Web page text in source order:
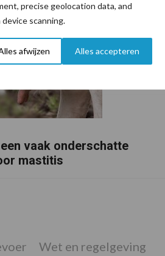
precise geolocation data, and
scanning.
afwijzen Alles accepteren
vaak onderschatte
mastitis
Wet en regelgeving